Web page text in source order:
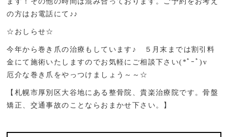
の方はお電話にて♪♪
☆おしらせ☆
今年から巻き爪の治療もしています♪ ５月末までは割引料
金にて施術いたしますのでお気軽にご相談下さい(*ﾟｰﾟ)v
厄介な巻き爪をやっつけましょう～～☆
【札幌市厚別区大谷地にある整骨院、貴楽治療院です。骨盤
矯正、交通事故のことならおまかせ下さい。】